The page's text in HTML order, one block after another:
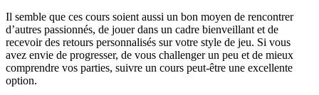
Il semble que ces cours soient aussi un bon moyen de rencontrer
d’autres passionnés, de jouer dans un cadre bienveillant et de
recevoir des retours personnalisés sur votre style de jeu. Si vous
avez envie de progresser, de vous challenger un peu et de mieux
comprendre vos parties, suivre un cours peut-être une excellente
option.